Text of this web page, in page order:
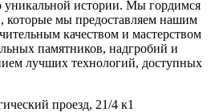
уникальной истории. Мы гордимся
которые мы предоставляем нашим
качеством и мастерством
памятников, надгробий и
лучших технологий, доступных
проезд, 21/4 к1